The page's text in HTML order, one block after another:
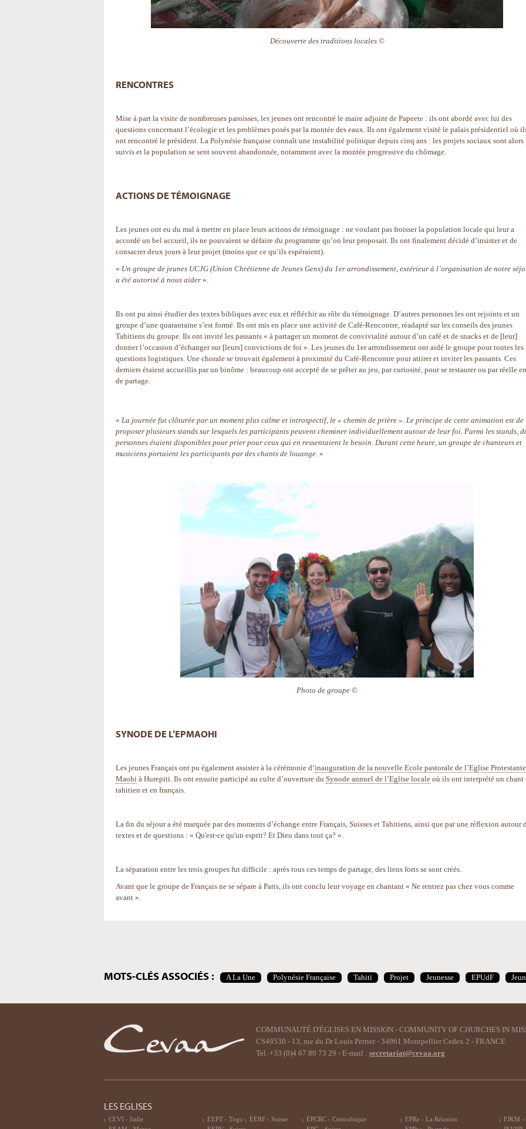
Découverte des traditions locales ©
RENCONTRES
Mise à part la visite de nombreuses paroisses, les jeunes ont rencontré le maire adjoint de Papeete : ils ont abordé avec lui des
questions concernant l’écologie et les problèmes posés par la montée des eaux. Ils ont également visité le palais présidentiel où
ont rencontré le président. La Polynésie française connaît une instabilité politique depuis cinq ans : les projets sociaux sont alors
suivis et la population se sent souvent abandonnée, notamment avec la montée progressive du chômage.
ACTIONS DE TÉMOIGNAGE
Les jeunes ont eu du mal à mettre en place leurs actions de témoignage : ne voulant pas froisser la population locale qui leur a
accordé un bel accueil, ils ne pouvaient se défaire du programme qu’on leur proposait. Ils ont finalement décidé d’insister et de
consacrer deux jours à leur projet (moins que ce qu’ils espéraient).
« Un groupe de jeunes UCJG (Union Chrétienne de Jeunes Gens) du 1er arrondissement, extérieur à l’organisation de notre
a été autorisé à nous aider ».
Ils ont pu ainsi étudier des textes bibliques avec eux et réfléchir au rôle du témoignage. D’autres personnes les ont rejoints et un
groupe d’une quarantaine s’est formé. Ils ont mis en place une activité de Café-Rencontre, réadapté sur les conseils des jeunes
Tahitiens du groupe. Ils ont invité les passants « à partager un moment de convivialité autour d’un café et de snacks et de [leur]
donner l’occasion d’échanger sur [leurs] convictions de foi ». Les jeunes du 1er arrondissement ont aidé le groupe pour toutes les
questions logistiques. Une chorale se trouvait également à proximité du Café-Rencontre pour attirer et inviter les passants. Ces
derniers étaient accueillis par un binôme : beaucoup ont accepté de se prêter au jeu, par curiosité, pour se restaurer ou par réelle
de partage.
« La journée fut clôturée par un moment plus calme et introspectif, le « chemin de prière ». Le principe de cette animation est de
proposer plusieurs stands sur lesquels les participants peuvent cheminer individuellement autour de leur foi. Parmi les stands,
personnes étaient disponibles pour prier pour ceux qui en ressentaient le besoin. Durant cette heure, un groupe de chanteurs et
musiciens portaient les participants par des chants de louange. »
Photo de groupe ©
SYNODE DE L’EPMAOHI
Les jeunes Français ont pu également assister à la cérémonie d’inauguration de la nouvelle Ecole pastorale de l’Eglise Protestante
Maohi à Hurepiti. Ils ont ensuite participé au culte d’ouverture du Synode annuel de l’Eglise locale où ils ont interprété un chant
tahitien et en français.
La fin du séjour a été marquée par des moments d’échange entre Français, Suisses et Tahitiens, ainsi que par une réflexion autour
textes et de questions : « Qu'est-ce qu'un esprit? Et Dieu dans tout ça? ».
La séparation entre les trois groupes fut difficile : après tous ces temps de partage, des liens forts se sont créés.
Avant que le groupe de Français ne se sépare à Paris, ils ont conclu leur voyage en chantant « Ne rentrez pas chez vous comme
avant ».
MOTS-CLÉS ASSOCIÉS : A La Une Polynésie Française Tahiti Projet Jeunesse EPUdF
COMMUNAUTÉ D'ÉGLISES EN MISSION - COMMUNITY OF CHURCHES IN
CS49530 - 13, rue du Dr Louis Perrier - 34961 Montpellier Cedex 2 - FRANCE
Tel. +33 (0)4 67 80 73 29 - E-mail : secretariat@cevaa.org
LES EGLISES
CEVI - Italie
EEPT - Togo
EERF - Suisse
EPCRC - Centrafrique
EPRe - La Réunion
FJKM -